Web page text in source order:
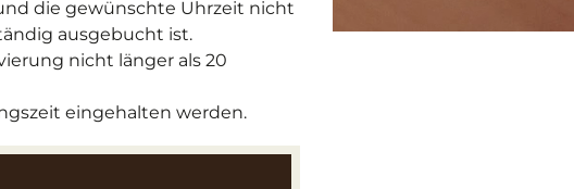
die gewünschte Uhrzeit nicht
ausgebucht ist.
nicht länger als 20
eingehalten werden.